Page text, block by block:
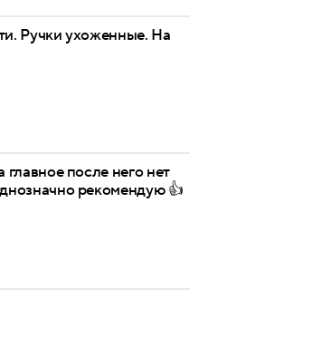
Ручки ухоженные. На
после него нет
рекомендую 👍